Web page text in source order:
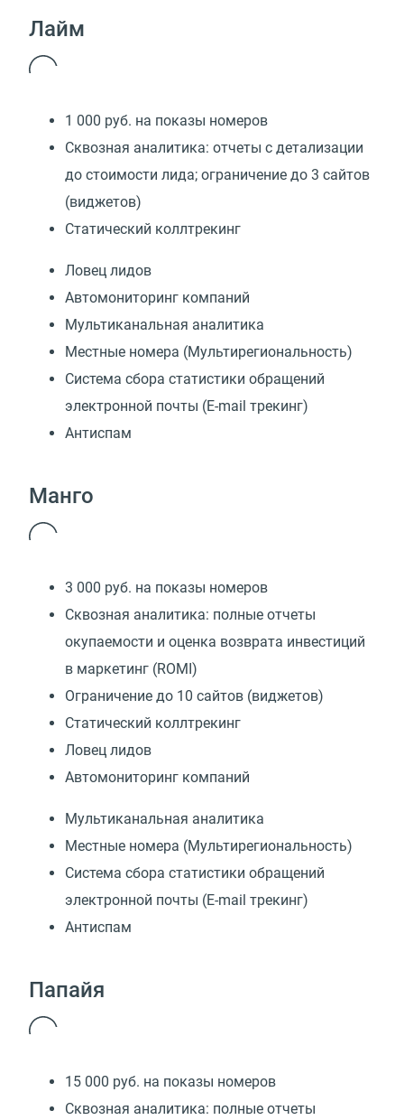
Лайм
1 000 руб. на показы номеров
Сквозная аналитика: отчеты с детализации
до стоимости лида; ограничение до 3 сайтов
(виджетов)
Статический коллтрекинг
Ловец лидов
Автомониторинг компаний
Мультиканальная аналитика
Местные номера (Мультирегиональность)
Cистема сбора статистики обращений
электронной почты (E-mail трекинг)
Антиспам
Манго
3 000 руб. на показы номеров
Сквозная аналитика: полные отчеты
окупаемости и оценка возврата инвестиций
в маркетинг (ROMI)
Ограничение до 10 сайтов (виджетов)
Статический коллтрекинг
Ловец лидов
Автомониторинг компаний
Мультиканальная аналитика
Местные номера (Мультирегиональность)
Cистема сбора статистики обращений
электронной почты (E-mail трекинг)
Антиспам
Папайя
15 000 руб. на показы номеров
Сквозная аналитика: полные отчеты